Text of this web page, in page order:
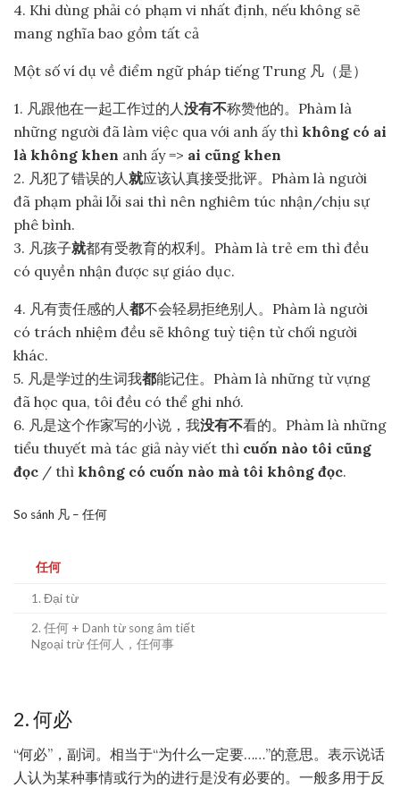
4. Khi dùng phải có phạm vi nhất định, nếu không sẽ
mang nghĩa bao gồm tất cả
Một số ví dụ về điểm ngữ pháp tiếng Trung 凡（是）
1. 凡跟他在一起工作过的人没有不称赞他的。Phàm là
những người đã làm việc qua với anh ấy thì không có ai
là không khen anh ấy => ai cũng khen
2. 凡犯了错误的人就应该认真接受批评。Phàm là người
đã phạm phải lỗi sai thì nên nghiêm túc nhận/chịu sự
phê bình.
3. 凡孩子就都有受教育的权利。Phàm là trẻ em thì đều
có quyền nhận được sự giáo dục.
4. 凡有责任感的人都不会轻易拒绝别人。Phàm là người
có trách nhiệm đều sẽ không tuỳ tiện từ chối người
khác.
5. 凡是学过的生词我都能记住。Phàm là những từ vựng
đã học qua, tôi đều có thể ghi nhớ.
6. 凡是这个作家写的小说，我没有不看的。Phàm là những
tiểu thuyết mà tác giả này viết thì cuốn nào tôi cũng
đọc / thì không có cuốn nào mà tôi không đọc.
So sánh 凡 – 任何
任何
1. Đại từ
2. 任何 + Danh từ song âm tiết
Ngoại trừ 任何人，任何事
2. 何必
“何必”，副词。相当于“为什么一定要……”的意思。表示说话
人认为某种事情或行为的进行是没有必要的。一般多用于反